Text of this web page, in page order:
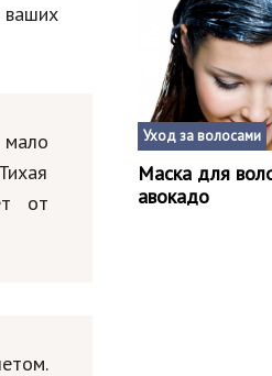
мало
от
Уход за волосами
Маска для
авокадо